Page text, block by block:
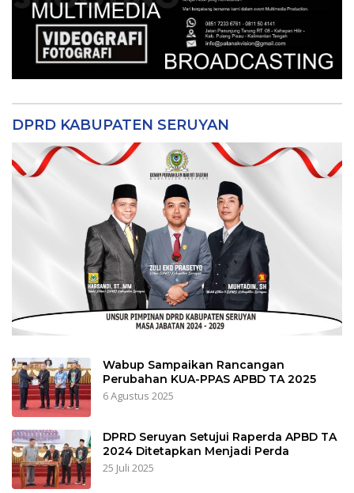
DPRD KABUPATEN SERUYAN
Wabup Sampaikan Rancangan
Perubahan KUA-PPAS APBD TA 2025
6 Agustus 2025
DPRD Seruyan Setujui Raperda APBD TA
2024 Ditetapkan Menjadi Perda
25 Juli 2025